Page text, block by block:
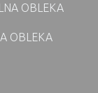
OBLEKA